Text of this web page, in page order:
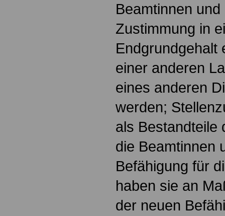
Beamtinnen
Zustimmung in
Endgrundgehalt
einer anderen
eines anderen
werden;
als Bestandteile
die Beamtinnen
Befähigung für
haben sie an
der neuen